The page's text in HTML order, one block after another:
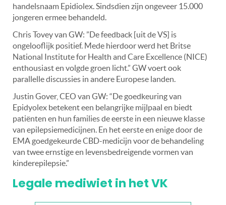
handelsnaam Epidiolex. Sindsdien zijn ongeveer 15.000
jongeren ermee behandeld.
Chris Tovey van GW: ”De feedback [uit de VS] is
ongelooflijk positief. Mede hierdoor werd het Britse
National Institute for Health and Care Excellence (NICE)
enthousiast en volgde groen licht.” GW voert ook
parallelle discussies in andere Europese landen.
Justin Gover, CEO van GW: “De goedkeuring van
Epidyolex betekent een belangrijke mijlpaal en biedt
patiënten en hun families de eerste in een nieuwe klasse
van epilepsiemedicijnen. En het eerste en enige door de
EMA goedgekeurde CBD-medicijn voor de behandeling
van twee ernstige en levensbedreigende vormen van
kinderepilepsie.”
Legale mediwiet in het VK